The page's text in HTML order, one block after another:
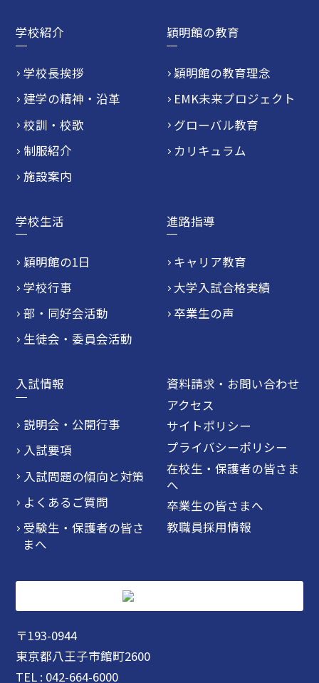
学校紹介
学校長挨拶
建学の精神・沿革
校訓・校歌
制服紹介
施設案内
穎明館の教育
穎明館の教育理念
EMK未来プロジェクト
グローバル教育
カリキュラム
学校生活
穎明館の1日
学校行事
部・同好会活動
生徒会・委員会活動
進路指導
キャリア教育
大学入試合格実績
卒業生の声
入試情報
説明会・公開行事
入試要項
入試問題の傾向と対策
よくあるご質問
受験生・保護者の皆さ
まへ
資料請求・お問い合わせ
アクセス
サイトポリシー
プライバシーポリシー
在校生・保護者の皆さま
へ
卒業生の皆さまへ
教職員採用情報
〒193-0944
東京都八王子市館町2600
TEL : 042-664-6000